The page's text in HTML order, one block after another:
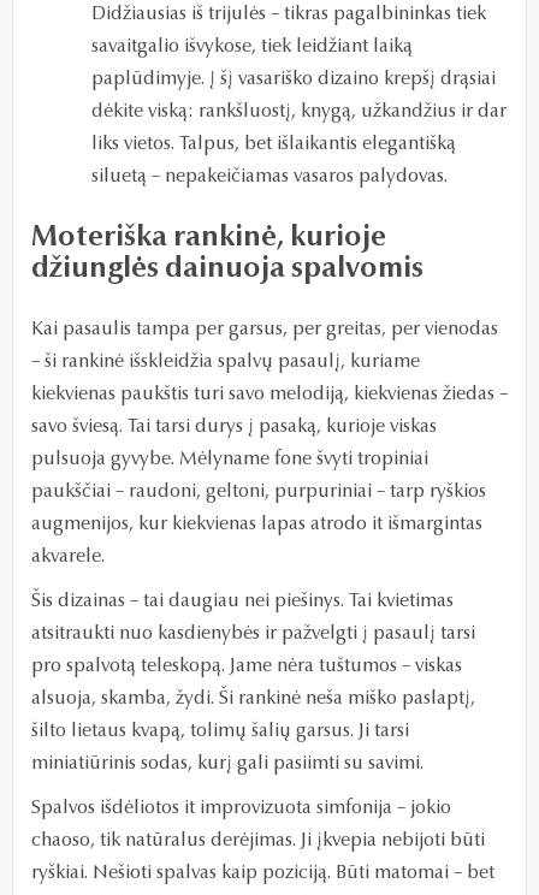
Didžiausias iš trijulės – tikras pagalbininkas tiek
savaitgalio išvykose, tiek leidžiant laiką
paplūdimyje. Į šį vasariško dizaino krepšį drąsiai
dėkite viską: rankšluostį, knygą, užkandžius ir dar
liks vietos. Talpus, bet išlaikantis elegantišką
siluetą – nepakeičiamas vasaros palydovas.
Moteriška rankinė, kurioje
džiunglės dainuoja spalvomis
Kai pasaulis tampa per garsus, per greitas, per vienodas
– ši rankinė išskleidžia spalvų pasaulį, kuriame
kiekvienas paukštis turi savo melodiją, kiekvienas žiedas –
savo šviesą. Tai tarsi durys į pasaką, kurioje viskas
pulsuoja gyvybe. Mėlyname fone švyti tropiniai
paukščiai – raudoni, geltoni, purpuriniai – tarp ryškios
augmenijos, kur kiekvienas lapas atrodo it išmargintas
akvarele.
Šis dizainas – tai daugiau nei piešinys. Tai kvietimas
atsitraukti nuo kasdienybės ir pažvelgti į pasaulį tarsi
pro spalvotą teleskopą. Jame nėra tuštumos – viskas
alsuoja, skamba, žydi. Ši rankinė neša miško paslaptį,
šilto lietaus kvapą, tolimų šalių garsus. Ji tarsi
miniatiūrinis sodas, kurį gali pasiimti su savimi.
Spalvos išdėliotos it improvizuota simfonija – jokio
chaoso, tik natūralus derėjimas. Ji įkvepia nebijoti būti
ryškiai. Nešioti spalvas kaip poziciją. Būti matomai – bet